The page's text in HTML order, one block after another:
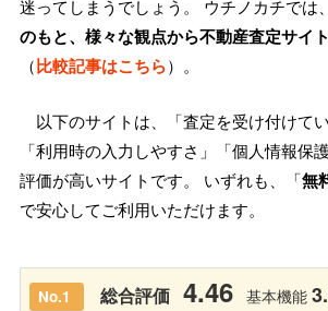
迷ってしまうでしょう。 ウチノカチでは、
のもと、様々な観点から不動産査定サイ
（比較記事はこちら）。
以下のサイトは、「査定を受け付けて
「利用時の入力しやすさ」「個人情報保
評価が高いサイトです。 いずれも、「無
で安心してご利用いただけます。